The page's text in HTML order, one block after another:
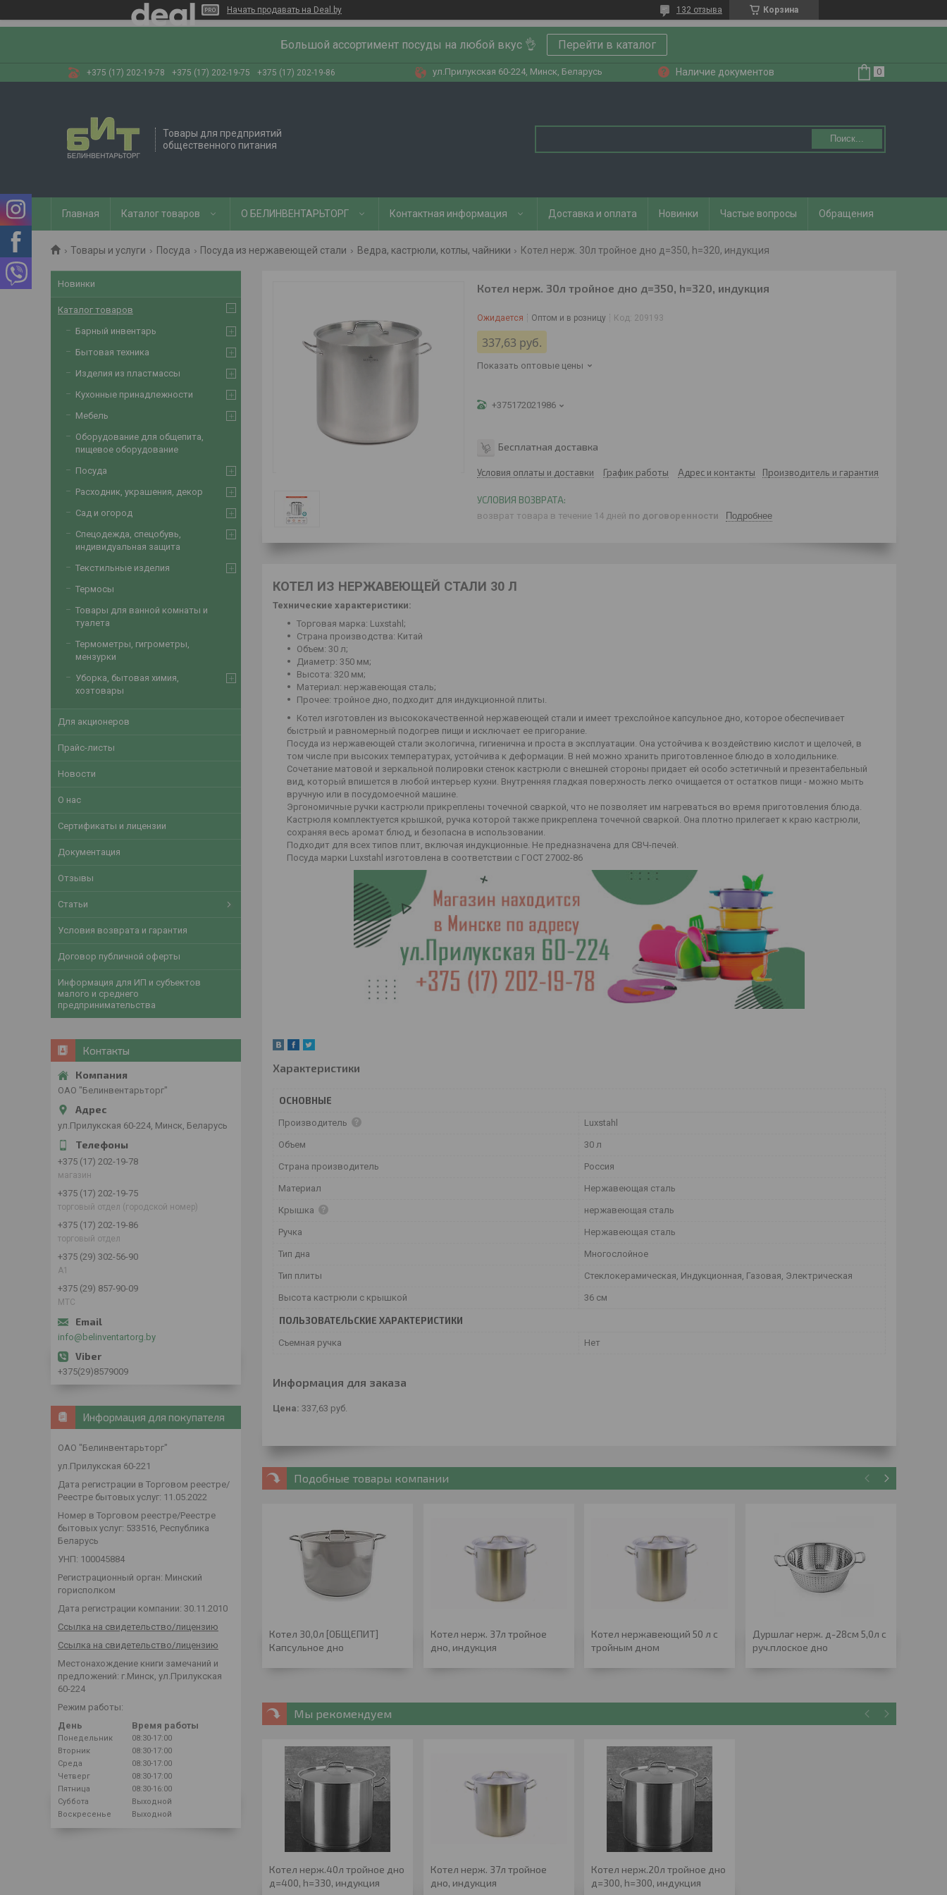
Начать продавать на Deal.by Корзина
132 отзыва
Большой ассортимент посуды на любой вкус 👌 Перейти в каталог
+375 (17) 202-19-78 +375 (17) 202-19-75 +375 (17) 202-19-86 ул.Прилукская 60-224, Минск, Беларусь Наличие документов
Товары для предприятий
общественного питания
Поиск...
Главная Каталог товаров О БЕЛИНВЕНТАРЬТОРГ Контактная информация Доставка и оплата Новинки Частые вопросы Обращения
Товары и услуги Посуда Посуда из нержавеющей стали Ведра, кастрюли, котлы, чайники Котел нерж. 30л тройное дно д=350, h=320, индукция
Котел нерж. 30л тройное дно д=350, h=320, индукция
Ожидается Оптом и в розницу Код: 209193
337,63 руб.
Показать оптовые цены
+375172021986
Бесплатная доставка
Условия оплаты и доставки График работы Адрес и контакты Производитель и гарантия
возврат товара в течение 14 дней по договоренности Подробнее
КОТЕЛ ИЗ НЕРЖАВЕЮЩЕЙ СТАЛИ 30 Л
Технические характеристики:
Торговая марка: Luxstahl;
Страна производства: Китай
Объем: 30 л;
Диаметр: 350 мм;
Высота: 320 мм;
Материал: нержавеющая сталь;
Прочее: тройное дно, подходит для индукционной плиты.
Котел изготовлен из высококачественной нержавеющей стали и имеет трехслойное капсульное дно, которое обеспечивает
быстрый и равномерный подогрев пищи и исключает ее пригорание.
Посуда из нержавеющей стали экологична, гигиенична и проста в эксплуатации. Она устойчива к воздействию кислот и щелочей, в
том числе при высоких температурах, устойчива к деформации. В ней можно хранить приготовленное блюдо в холодильнике.
Сочетание матовой и зеркальной полировки стенок кастрюли с внешней стороны придает ей особо эстетичный и презентабельный
вид, который впишется в любой интерьер кухни. Внутренняя гладкая поверхность легко очищается от остатков пищи - можно мыть
вручную или в посудомоечной машине.
Эргономичные ручки кастрюли прикреплены точечной сваркой, что не позволяет им нагреваться во время приготовления блюда.
Кастрюля комплектуется крышкой, ручка которой также прикреплена точечной сваркой. Она плотно прилегает к краю кастрюли,
сохраняя весь аромат блюд, и безопасна в использовании.
Подходит для всех типов плит, включая индукционные. Не предназначена для СВЧ-печей.
Посуда марки Luxstahl изготовлена в соответствии с ГОСТ 27002-86
Характеристики
ОСНОВНЫЕ
Производитель Luxstahl
Объем 30 л
Страна производитель Россия
Материал Нержавеющая сталь
Крышка нержавеющая сталь
Ручка Нержавеющая сталь
Тип дна Многослойное
Тип плиты Стеклокерамическая, Индукционная, Газовая, Электрическая
Высота кастрюли с крышкой 36 см
ПОЛЬЗОВАТЕЛЬСКИЕ ХАРАКТЕРИСТИКИ
Съемная ручка Нет
Информация для заказа
Цена: 337,63 руб.
Подобные товары компании
Котел 30,0л [ОБЩЕПИТ]
Капсульное дно
Котел нерж. 37л тройное
дно, индукция
Котел нержавеющий 50 л с
тройным дном
Дуршлаг нерж. д-28см 5,0л с
руч.плоское дно
Мы рекомендуем
Котел нерж.40л тройное дно
д=400, h=330, индукция
Котел нерж. 37л тройное
дно, индукция
Котел нерж.20л тройное дно
д=300, h=300, индукция
Новинки
Каталог товаров
Барный инвентарь
Бытовая техника
Изделия из пластмассы
Кухонные принадлежности
Мебель
Оборудование для общепита,
пищевое оборудование
Посуда
Расходник, украшения, декор
Сад и огород
Спецодежда, спецобувь,
индивидуальная защита
Текстильные изделия
Термосы
Товары для ванной комнаты и
туалета
Термометры, гигрометры,
мензурки
Уборка, бытовая химия,
хозтовары
Для акционеров
Прайс-листы
Новости
О нас
Сертификаты и лицензии
Документация
Отзывы
Статьи
Условия возврата и гарантия
Договор публичной оферты
Информация для ИП и субъектов
малого и среднего
предпринимательства
Контакты
ОАО "Белинвентарьторг"
ул.Прилукская 60-224, Минск, Беларусь
+375 (17) 202-19-78
магазин
+375 (17) 202-19-75
торговый отдел (городской номер)
+375 (17) 202-19-86
торговый отдел
+375 (29) 302-56-90
А1
+375 (29) 857-90-09
МТС
info@belinventartorg.by
+375(29)8579009
Информация для покупателя
ОАО "Белинвентарьторг"
ул.Прилукская 60-221
Дата регистрации в Торговом реестре/
Реестре бытовых услуг: 11.05.2022
Номер в Торговом реестре/Реестре
бытовых услуг: 533516, Республика
Беларусь
УНП: 100045884
Регистрационный орган: Минский
горисполком
Дата регистрации компании: 30.11.2010
Ссылка на свидетельство/лицензию
Ссылка на свидетельство/лицензию
Местонахождение книги замечаний и
предложений: г.Минск, ул.Прилукская
60-224
Режим работы:
День
Время работы
Понедельник
08:30-17:00
Вторник
08:30-17:00
Среда
08:30-17:00
Четверг
08:30-17:00
Пятница
08:30-16:00
Суббота
Выходной
Воскресенье
Выходной